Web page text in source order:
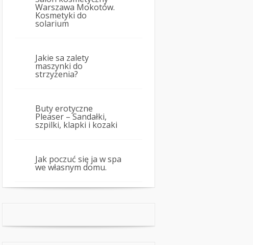
Warszawa Mokotów.
Kosmetyki do
solarium
Jakie sa zalety
maszynki do
strzyżenia?
Buty erotyczne
Pleaser – Sandałki,
szpilki, klapki i kozaki
Jak poczuć się ja w spa
we własnym domu.